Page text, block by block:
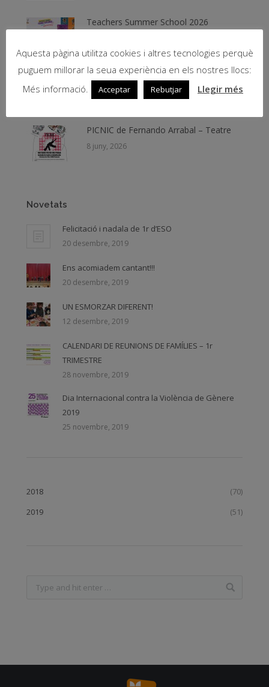
Teachers Summer School 2026
Beques NESE 2026
11 juny, 2026
PICNIC de Fernando Arrabal – Teatre
8 juny, 2026
Novetats
Felicitació i nadala de 1r d’ESO
20 desembre, 2019
Ens acomiadem cantant!!!
20 desembre, 2019
UN ESMORZAR DIFERENT!
12 desembre, 2019
CALENDARI DE REUNIONS DE FAMÍLIES – 1r
TRIMESTRE
28 novembre, 2019
Dia Internacional contra la Violència de Gènere
2019
25 novembre, 2019
2018
(70)
2019
(51)
Aquesta pàgina utilitza cookies i altres tecnologies perquè
puguem millorar la seua experiència en els nostres llocs:
Més informació.
Acceptar Rebutjar Llegir més